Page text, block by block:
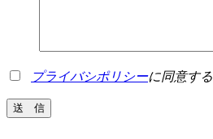
プライバシポリシーに同意する
送 信